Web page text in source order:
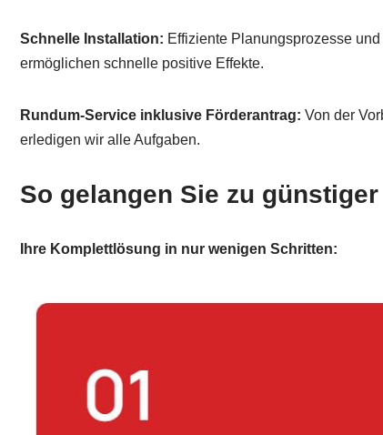
Schnelle Installation: Effiziente Planungsprozesse
ermöglichen schnelle positive Effekte.
Rundum-Service inklusive Förderantrag: Von der
erledigen wir alle Aufgaben.
So gelangen Sie zu
Ihre Komplettlösung in nur wenigen Schritten: